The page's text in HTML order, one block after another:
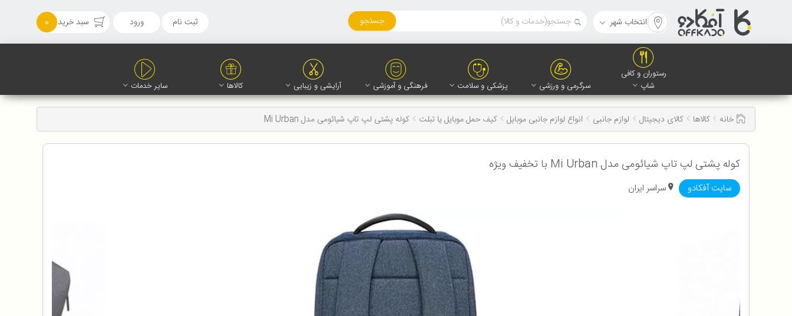
انتخاب شهر جستجو ثبت نام ورود سبد خرید 0
رستوران و کافی
شاپ
سرگرمی و ورزشی پزشکی و سلامت فرهنگی و آموزشی آرایشی و زیبایی کالاها سایر خدمات
خانه کالاها کالای دیجیتال لوازم جانبی انواع لوازم جانبی موبایل کیف حمل موبایل یا تبلت کوله پشتی لپ تاپ شیائومی مدل Mi Urban
کوله پشتی لپ تاپ شیائومی مدل Mi Urban با تخفیف ویژه
سایت آفکادو سراسر ایران